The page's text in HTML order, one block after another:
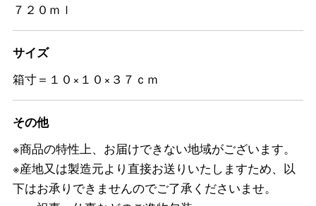
７２０ｍｌ
サイズ
箱寸＝１０×１０×３７ｃｍ
その他
※商品の特性上、お届けできない地域がございます。
※産地又は製造元より直接お送りいたしますため、以
下はお承りできませんのでご了承くださいませ。